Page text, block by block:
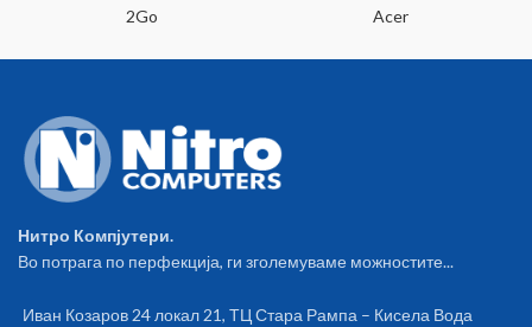
2Go Acer
Нитро Компјутери.
Во потрага по перфекција, ги зголемуваме можностите...
Иван Козаров 24 локал 21, ТЦ Стара Рампа – Кисела Вода